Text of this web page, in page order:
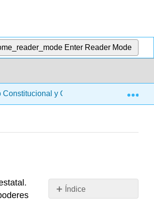
Enter Reader Mode
Constitucional y Comercio de Estados
Índice